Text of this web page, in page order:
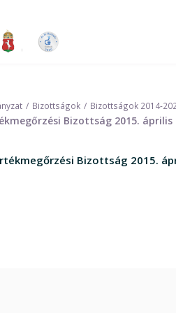
Honlapja
Bizottságok Bizottságok 2014-
Bizottság 2015.
Értékmegőrzési Bizottság 2015.